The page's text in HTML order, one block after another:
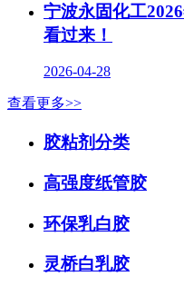
宁波永固化工
看过来！
2026-04-28
查看更多>>
胶粘剂分类
高强度纸管胶
环保乳白胶
灵桥白乳胶